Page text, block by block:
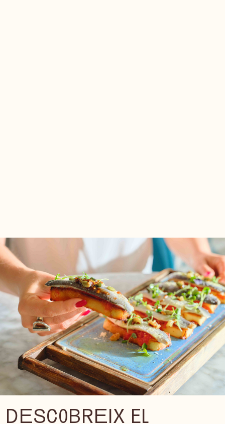
DESCOBREIX EL